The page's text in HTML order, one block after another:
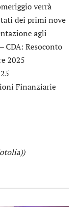
verrà
dei primi nove
agli
CDA: Resoconto
2025
Finanziarie